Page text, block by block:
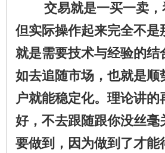
交易就是一买一卖
但实际操作起来完全不
就是需要技术与经验的
如去追随市场，也就是
户就能稳定化。理论讲
好，不去跟随跟你没丝
要做到，因为做到了才